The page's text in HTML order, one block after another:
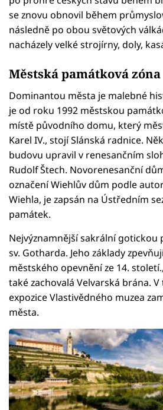
se znovu obnovil během
následně po obou světových
nacházely velké strojírny, doly,
Městská památková zóna
Dominantou města je malebné
je od roku 1992 městskou
místě původního domu, který
Karel IV., stojí Slánská radnice.
budovu upravil v renesančním
Rudolf Štech. Novorenesanční
označení Wiehlův dům podle
Wiehla, je zapsán na Ústředním
památek.
Nejvýznamnější sakrální gotickou
sv. Gotharda. Jeho základy
městského opevnění ze 14.
také zachovalá Velvarská brána. V
expozice Vlastivědného muzea
města.